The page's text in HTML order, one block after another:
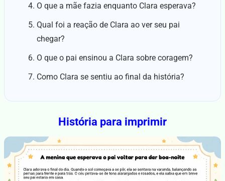
O que a mãe fazia enquanto Clara esperava?
Qual foi a reação de Clara ao ver seu pai
chegar?
O que o pai ensinou a Clara sobre coragem?
Como Clara se sentiu ao final da história?
História para imprimir